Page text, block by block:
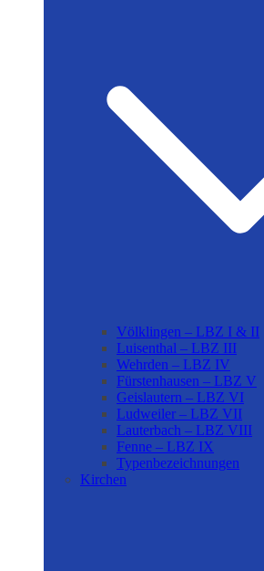
Völklingen – LBZ I & II
Luisenthal – LBZ III
Wehrden – LBZ IV
Fürstenhausen – LBZ V
Geislautern – LBZ VI
Ludweiler – LBZ VII
Lauterbach – LBZ VIII
Fenne – LBZ IX
Typenbezeichnungen
Kirchen